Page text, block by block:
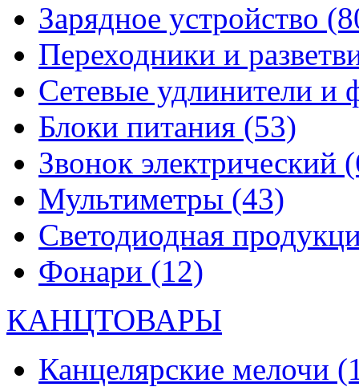
Зарядное устройство
Переходники и
Сетевые удлинители и
Блоки питания (53)
Звонок электрический
Мультиметры (43)
Светодиодная
Фонари (12)
КАНЦТОВАРЫ
Канцелярские мелочи